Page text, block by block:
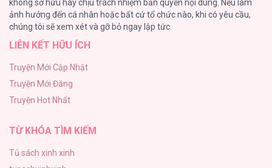
TUYỂN TẬP: TRAI CÓ LỒN
92
Kiếp Này Ta Sẽ Trở Thành Gia Chủ
Vết Tích Của Ánh Dương
89
không sở hữu hay chịu trách nhiệm bản quyền nội dung. Nếu làm
ảnh hưởng đến cá nhân hoặc bất cứ tổ chức nào, khi có yêu cầu,
chúng tôi sẽ xem xét và gỡ bỏ ngay lập tức.
LIÊN KẾT HỮU ÍCH
Truyện Mới Cập Nhật
Truyện Mới Đăng
Truyện Hot Nhất
TỪ KHÓA TÌM KIẾM
Tủ sách xinh xinh